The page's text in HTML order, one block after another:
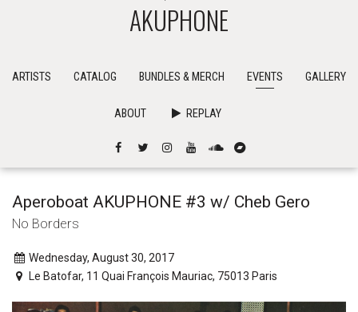
AKUPHONE
ARTISTS CATALOG BUNDLES & MERCH EVENTS GALLERY
ABOUT REPLAY
Aperoboat AKUPHONE #3 w/ Cheb Gero
No Borders
Wednesday, August 30, 2017
Le Batofar, 11 Quai François Mauriac, 75013 Paris